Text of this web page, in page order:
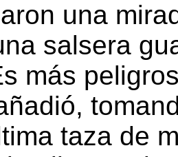
una
salsera
más
taza de